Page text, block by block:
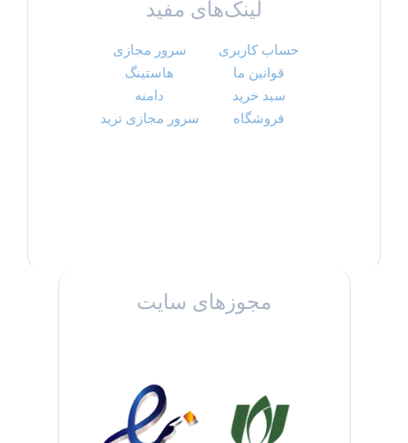
لینک‌های مفید
حساب کاربری
قوانین ما
سبد خرید
فروشگاه
سرور مجازی
هاستینگ
دامنه
سرور مجازی ترید
مجوزهای سایت